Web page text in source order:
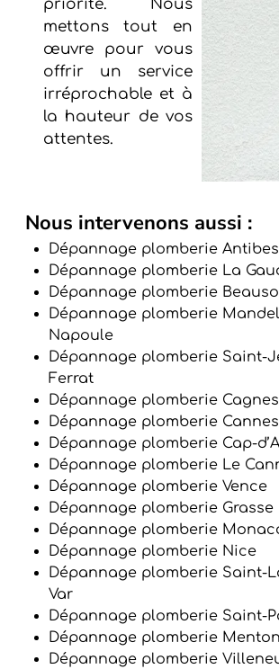
priorité. Nous
mettons tout en
œuvre pour vous
offrir un service
irréprochable et à
la hauteur de vos
attentes.
Nous intervenons aussi :
Dépannage plomberie Antibes
Dépannage plomberie La
Dépannage plomberie
Dépannage plomberie
Napoule
Dépannage plomberie Saint-
Ferrat
Dépannage plomberie
Dépannage plomberie Cannes
Dépannage plomberie Cap-
Dépannage plomberie Le
Dépannage plomberie Vence
Dépannage plomberie Grasse
Dépannage plomberie
Dépannage plomberie Nice
Dépannage plomberie Saint-
Var
Dépannage plomberie Saint-
Dépannage plomberie Menton
Dépannage plomberie